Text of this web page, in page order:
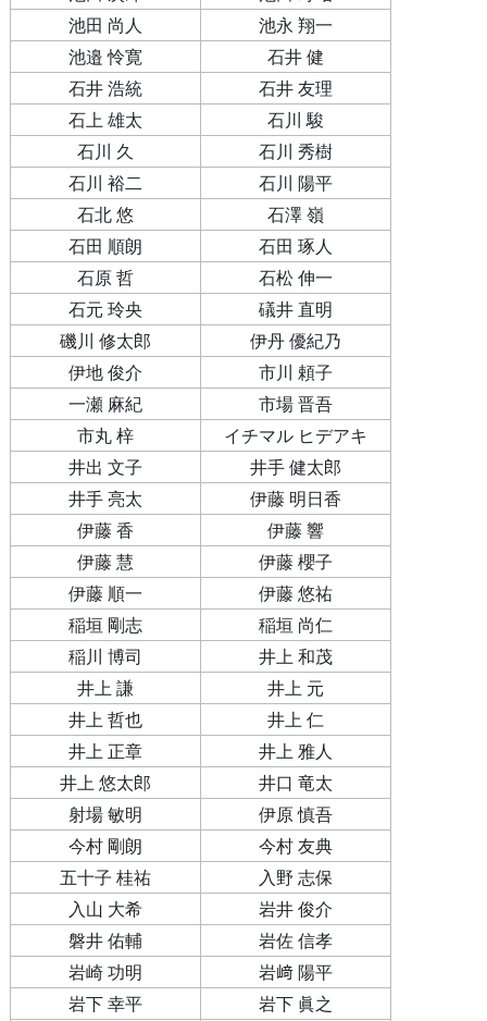
池田 尚人
池永 翔一
池邉 怜寛
石井 健
石井 浩統
石井 友理
石上 雄太
石川 駿
石川 久
石川 秀樹
石川 裕二
石川 陽平
石北 悠
石澤 嶺
石田 順朗
石田 琢人
石原 哲
石松 伸一
石元 玲央
礒井 直明
磯川 修太郎
伊丹 優紀乃
伊地 俊介
市川 頼子
一瀬 麻紀
市場 晋吾
市丸 梓
イチマル ヒデアキ
井出 文子
井手 健太郎
井手 亮太
伊藤 明日香
伊藤 香
伊藤 響
伊藤 慧
伊藤 櫻子
伊藤 順一
伊藤 悠祐
稲垣 剛志
稲垣 尚仁
稲川 博司
井上 和茂
井上 謙
井上 元
井上 哲也
井上 仁
井上 正章
井上 雅人
井上 悠太郎
井口 竜太
射場 敏明
伊原 慎吾
今村 剛朗
今村 友典
五十子 桂祐
入野 志保
入山 大希
岩井 俊介
磐井 佑輔
岩佐 信孝
岩崎 功明
岩﨑 陽平
岩下 幸平
岩下 眞之